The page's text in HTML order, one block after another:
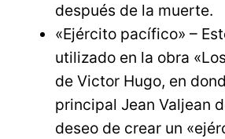
después de la muerte.
«Ejército pacífico» –
utilizado en la obra
de Victor Hugo, en
principal Jean Valjean
deseo de crear un